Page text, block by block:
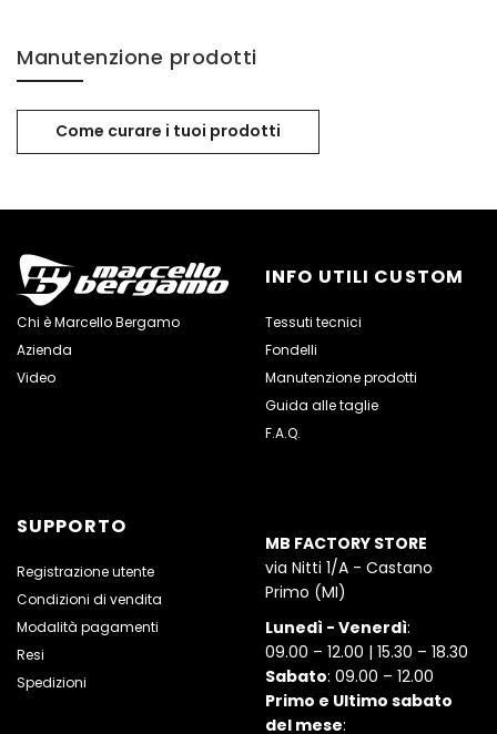
Manutenzione prodotti
Come curare i tuoi prodotti
Chi è Marcello Bergamo
Azienda
Video
INFO UTILI CUSTOM
Tessuti tecnici
Fondelli
Manutenzione prodotti
Guida alle taglie
F.A.Q.
SUPPORTO
Registrazione utente
Condizioni di vendita
Modalità pagamenti
Resi
Spedizioni
MB FACTORY STORE
via Nitti 1/A - Castano
Primo (MI)
Lunedì - Venerdì:
09.00 – 12.00 | 15.30 – 18.30
Sabato: 09.00 – 12.00
Primo e Ultimo sabato
del mese: